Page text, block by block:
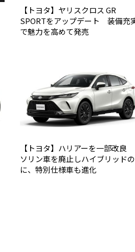
【トヨタ】ヤリスクロス GR
SPORTをアップデート 装備充
で魅力を高めて発売
【トヨタ】ハリアーを一部改良
ソリン車を廃止しハイブリッド
に、特別仕様車も進化